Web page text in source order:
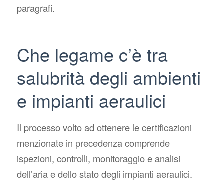
paragrafi.
Che legame c’è tra
salubrità degli ambienti
e impianti aeraulici
Il processo volto ad ottenere le certificazioni
menzionate in precedenza comprende
ispezioni, controlli, monitoraggio e analisi
dell’aria e dello stato degli impianti aeraulici.